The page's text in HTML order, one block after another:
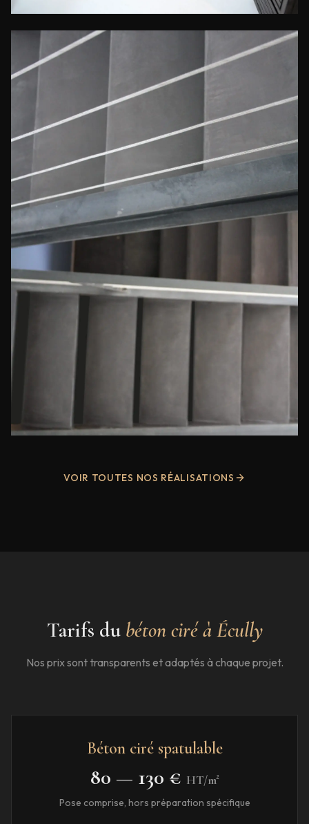
VOIR TOUTES NOS RÉALISATIONS
Tarifs du béton ciré àÉcully
Nos prix sont transparents et adaptés à chaque projet.
Béton ciré spatulable
80 — 130 € HT/m²
Pose comprise, hors préparation spécifique